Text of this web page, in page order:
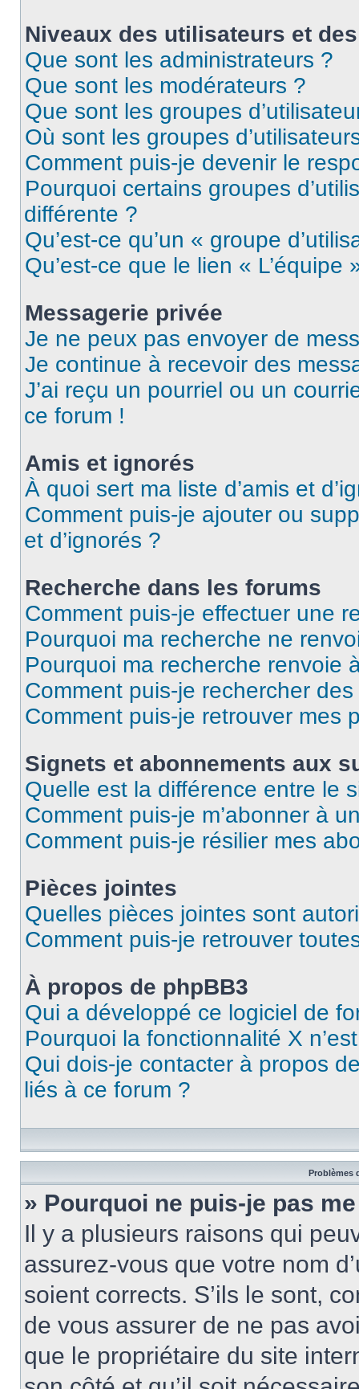
Niveaux des utilisateurs et
Que sont les administrateurs ?
Que sont les modérateurs ?
Que sont les groupes
Où sont les groupes
Comment puis-je devenir le
Pourquoi certains groupes
différente ?
Qu’est-ce qu’un « groupe
Qu’est-ce que le lien « L’équipe
Messagerie privée
Je ne peux pas envoyer de
Je continue à recevoir des
J’ai reçu un pourriel ou un
ce forum !
Amis et ignorés
À quoi sert ma liste d’amis et
Comment puis-je ajouter ou
et d’ignorés ?
Recherche dans les forums
Comment puis-je effectuer une
Pourquoi ma recherche ne
Pourquoi ma recherche renvoie
Comment puis-je rechercher
Comment puis-je retrouver mes
Signets et abonnements aux
Quelle est la différence entre le
Comment puis-je m’abonner à
Comment puis-je résilier mes
Pièces jointes
Quelles pièces jointes sont
Comment puis-je retrouver
À propos de phpBB3
Qui a développé ce logiciel de
Pourquoi la fonctionnalité X
Qui dois-je contacter à propos
liés à ce forum ?
Problèmes
» Pourquoi ne puis-je pas
Il y a plusieurs raisons qui
assurez-vous que votre nom
soient corrects. S’ils le sont,
de vous assurer de ne pas
que le propriétaire du site